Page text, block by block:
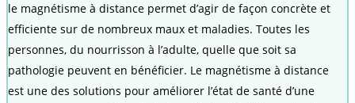
le magnétisme à distance permet d’agir de façon concrète et
efficiente sur de nombreux maux et maladies. Toutes les
personnes, du nourrisson à l’adulte, quelle que soit sa
pathologie peuvent en bénéficier. Le magnétisme à distance
est une des solutions pour améliorer l’état de santé d’une